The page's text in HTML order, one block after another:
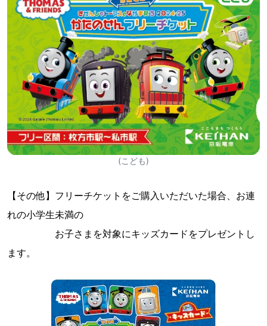
(こども)
【その他】フリーチケットをご購入いただいた場合、お連
れの小学生未満の
お子さまを対象にキッズカードをプレゼントし
ます。